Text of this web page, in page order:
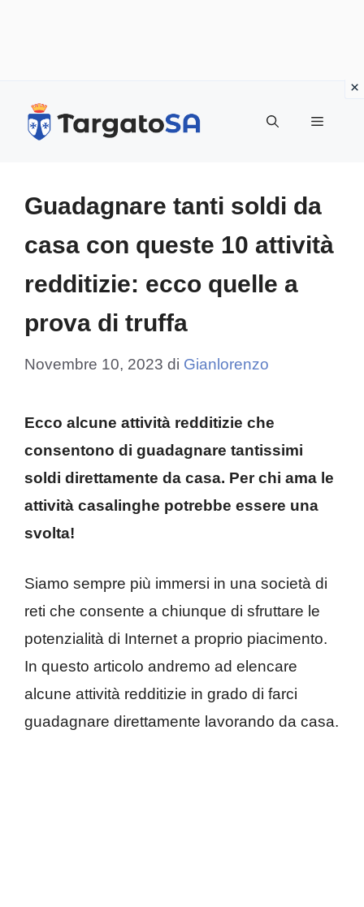
Menu
Guadagnare tanti soldi da
casa con queste 10 attività
redditizie: ecco quelle a
prova di truffa
Novembre 10, 2023 di Gianlorenzo
Ecco alcune attività redditizie che
consentono di guadagnare tantissimi
soldi direttamente da casa. Per chi ama le
attività casalinghe potrebbe essere una
svolta!
Siamo sempre più immersi in una società di
reti che consente a chiunque di sfruttare le
potenzialità di Internet a proprio piacimento.
In questo articolo andremo ad elencare
alcune attività redditizie in grado di farci
guadagnare direttamente lavorando da casa.